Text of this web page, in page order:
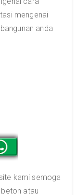
mengenai
anda
kami semoga
atau